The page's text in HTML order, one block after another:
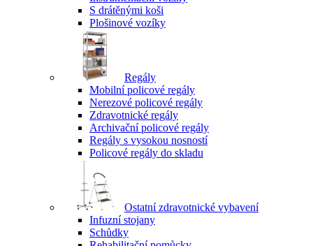
S drátěnými koši
Plošinové vozíky
Regály
Mobilní policové regály
Nerezové policové regály
Zdravotnické regály
Archivační policové regály
Regály s vysokou nosností
Policové regály do skladu
Ostatní zdravotnické vybavení
Infuzní stojany
Schůdky